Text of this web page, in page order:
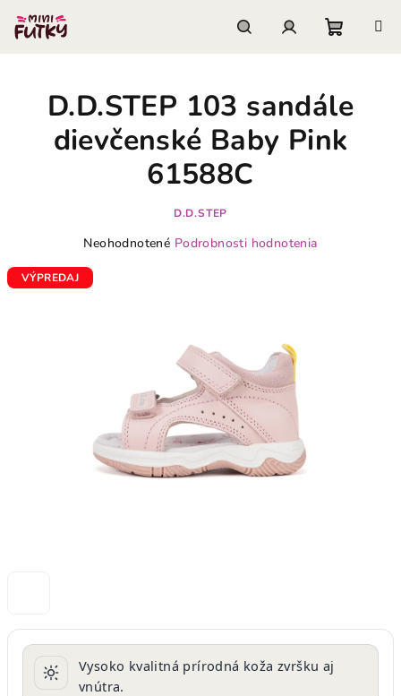
obsah
košík
Vysoko kvalitná prírodná koža zvršku aj
vnútra.
D.D.STEP 103 sandále
dievčenské Baby Pink
61588C
D.D.STEP
Priemerné
produktu
Neohodnotené Podrobnosti hodnotenia
VÝPREDAJ